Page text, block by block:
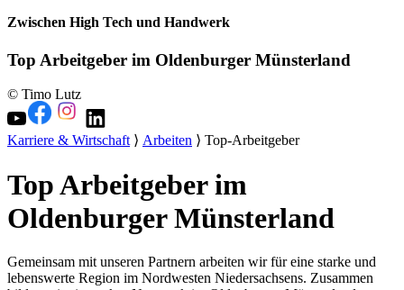
Zwischen High Tech und Handwerk
Top Arbeitgeber im Oldenburger Münsterland
© Timo Lutz
Karriere & Wirtschaft⟩ Arbeiten ⟩ Top-Arbeitgeber
Top Arbeitgeber im
Oldenburger Münsterland
Gemeinsam mit unseren Partnern arbeiten wir für eine starke und
lebenswerte Region im Nordwesten Niedersachsens. Zusammen